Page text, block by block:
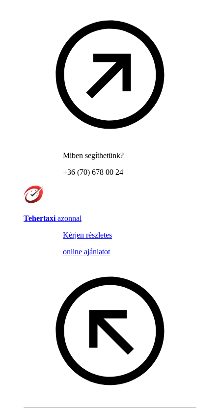
Miben segíthetünk?
+36 (70) 678 00 24
Tehertaxi azonnal
Kérjen részletes
online ajánlatot